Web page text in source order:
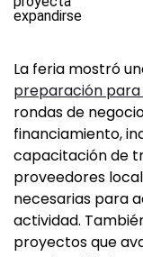
La feria mostró
preparación
rondas de
financiamiento,
capacitación de
proveedores
necesarias para
actividad.
proyectos que